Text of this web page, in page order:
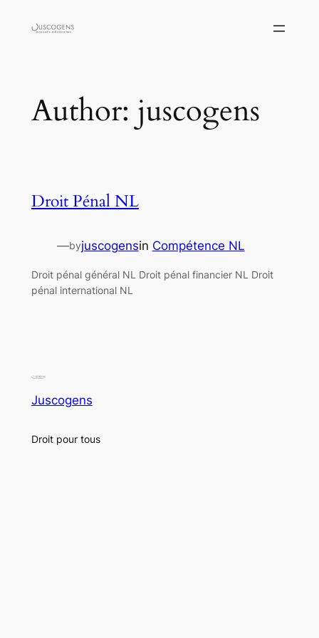
Author: juscogens
Droit Pénal NL
—byjuscogensin Compétence NL
Droit pénal général NL Droit pénal financier NL Droit
pénal international NL
Juscogens
Droit pour tous